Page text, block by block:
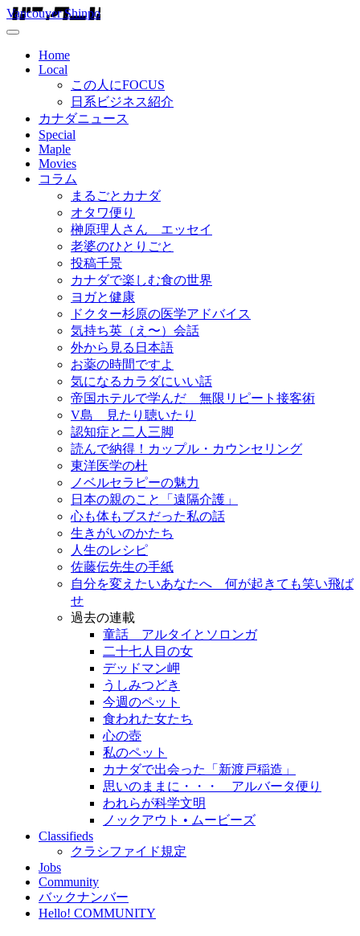
Vancouver Shinpo
Home
Local
この人にFOCUS
日系ビジネス紹介
カナダニュース
Special
Maple
Movies
コラム
まるごとカナダ
オタワ便り
榊原理人さん エッセイ
老婆のひとりごと
投稿千景
カナダで楽しむ食の世界
ヨガと健康
ドクター杉原の医学アドバイス
気持ち英（え〜）会話
外から見る日本語
お薬の時間ですよ
気になるカラダにいい話
帝国ホテルで学んだ 無限リピート接客術
V島 見たり聴いたり
認知症と二人三脚
読んで納得！カップル・カウンセリング
東洋医学の杜
ノベルセラピーの魅力
日本の親のこと「遠隔介護」
心も体もブスだった私の話
生きがいのかたち
人生のレシピ
佐藤伝先生の手紙
自分を変えたいあなたへ 何が起きても笑い飛ば
せ
過去の連載
童話 アルタイとソロンガ
二十七人目の女
デッドマン岬
うしみつどき
今週のペット
食われた女たち
心の壺
私のペット
カナダで出会った「新渡戸稲造」
思いのままに・・・ アルバータ便り
われらが科学文明
ノックアウト • ムービーズ
Classifieds
クラシファイド規定
Jobs
Community
バックナンバー
Hello! COMMUNITY